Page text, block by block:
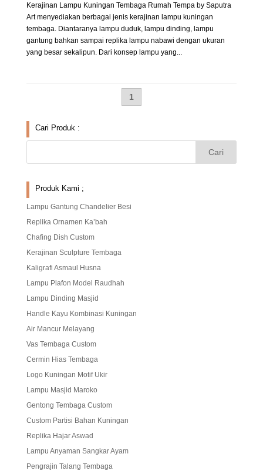
Kerajinan Lampu Kuningan Tembaga Rumah Tempa by Saputra
Art menyediakan berbagai jenis kerajinan lampu kuningan
tembaga. Diantaranya lampu duduk, lampu dinding, lampu
gantung bahkan sampai replika lampu nabawi dengan ukuran
yang besar sekalipun. Dari konsep lampu yang...
1
Cari Produk :
Produk Kami ;
Lampu Gantung Chandelier Besi
Replika Ornamen Ka’bah
Chafing Dish Custom
Kerajinan Sculpture Tembaga
Kaligrafi Asmaul Husna
Lampu Plafon Model Raudhah
Lampu Dinding Masjid
Handle Kayu Kombinasi Kuningan
Air Mancur Melayang
Vas Tembaga Custom
Cermin Hias Tembaga
Logo Kuningan Motif Ukir
Lampu Masjid Maroko
Gentong Tembaga Custom
Custom Partisi Bahan Kuningan
Replika Hajar Aswad
Lampu Anyaman Sangkar Ayam
Pengrajin Talang Tembaga